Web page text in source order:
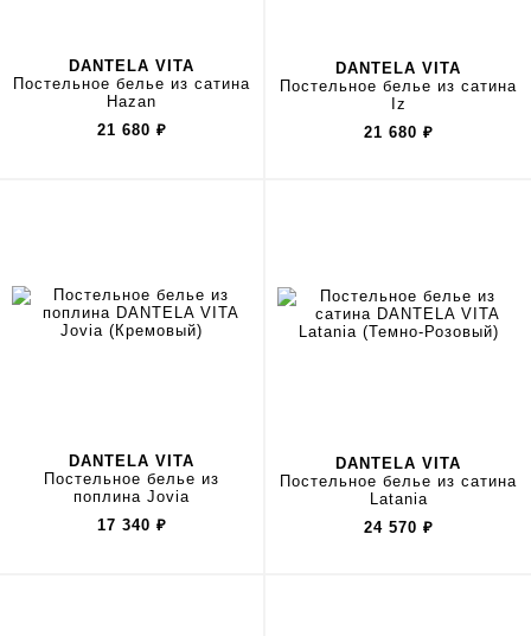
DANTELA VITA
Постельное белье из сатина
Hazan
21 680 ₽
DANTELA VITA
Постельное белье из сатина
Iz
21 680 ₽
DANTELA VITA
Постельное белье из
поплина Jovia
17 340 ₽
DANTELA VITA
Постельное белье из сатина
Latania
24 570 ₽